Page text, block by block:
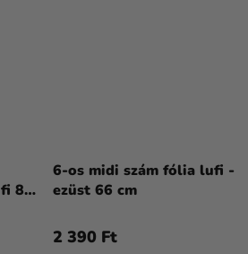
86
6-os midi szám fólia lufi -
ezüst 66 cm
2 390 Ft